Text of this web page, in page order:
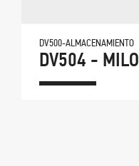
DV500-ALMACENAMIENTO
DV504 - MILO